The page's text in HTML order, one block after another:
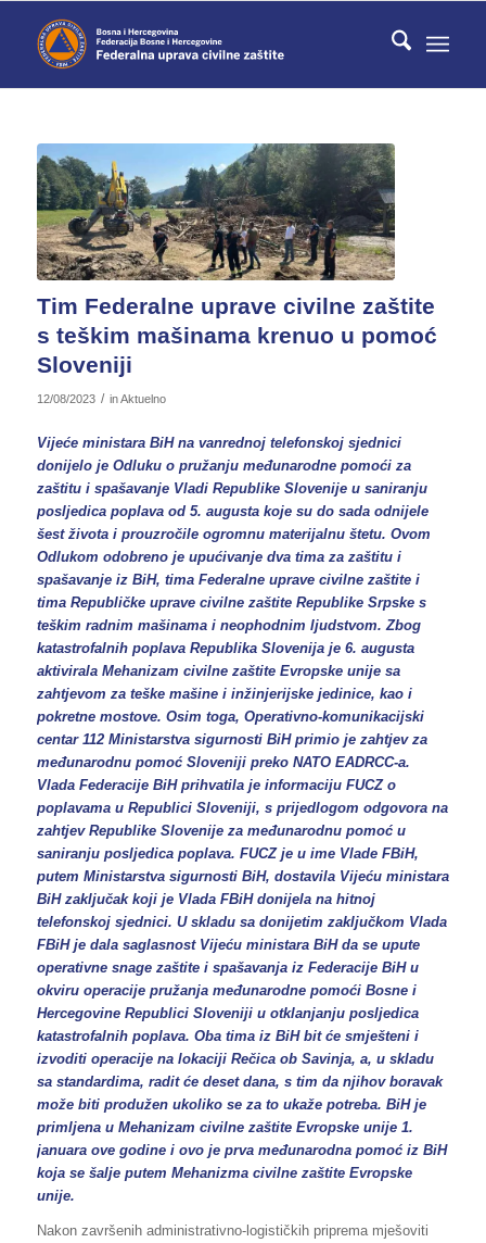
Tim Federalne uprave civilne zaštite
s teškim mašinama krenuo u pomoć
Sloveniji
12/08/2023 / inAktuelno
Vijeće ministara BiH na vanrednoj telefonskoj sjednici
donijelo je Odluku o pružanju međunarodne pomoći za
zaštitu i spašavanje Vladi Republike Slovenije u saniranju
posljedica poplava od 5. augusta koje su do sada odnijele
šest života i prouzročile ogromnu materijalnu štetu. Ovom
Odlukom odobreno je upućivanje dva tima za zaštitu i
spašavanje iz BiH, tima Federalne uprave civilne zaštite i
tima Republičke uprave civilne zaštite Republike Srpske s
teškim radnim mašinama i neophodnim ljudstvom. Zbog
katastrofalnih poplava Republika Slovenija je 6. augusta
aktivirala Mehanizam civilne zaštite Evropske unije sa
zahtjevom za teške mašine i inžinjerijske jedinice, kao i
pokretne mostove. Osim toga, Operativno-komunikacijski
centar 112 Ministarstva sigurnosti BiH primio je zahtjev za
međunarodnu pomoć Sloveniji preko NATO EADRCC-a.
Vlada Federacije BiH prihvatila je informaciju FUCZ o
poplavama u Republici Sloveniji, s prijedlogom odgovora na
zahtjev Republike Slovenije za međunarodnu pomoć u
saniranju posljedica poplava. FUCZ je u ime Vlade FBiH,
putem Ministarstva sigurnosti BiH, dostavila Vijeću ministara
BiH zaključak koji je Vlada FBiH donijela na hitnoj
telefonskoj sjednici. U skladu sa donijetim zaključkom Vlada
FBiH je dala saglasnost Vijeću ministara BiH da se upute
operativne snage zaštite i spašavanja iz Federacije BiH u
okviru operacije pružanja međunarodne pomoći Bosne i
Hercegovine Republici Sloveniji u otklanjanju posljedica
katastrofalnih poplava. Oba tima iz BiH bit će smješteni i
izvoditi operacije na lokaciji Rečica ob Savinja, a, u skladu
sa standardima, radit će deset dana, s tim da njihov boravak
može biti produžen ukoliko se za to ukaže potreba. BiH je
primljena u Mehanizam civilne zaštite Evropske unije 1.
januara ove godine i ovo je prva međunarodna pomoć iz BiH
koja se šalje putem Mehanizma civilne zaštite Evropske
unije.
Nakon završenih administrativno-logističkih priprema mješoviti